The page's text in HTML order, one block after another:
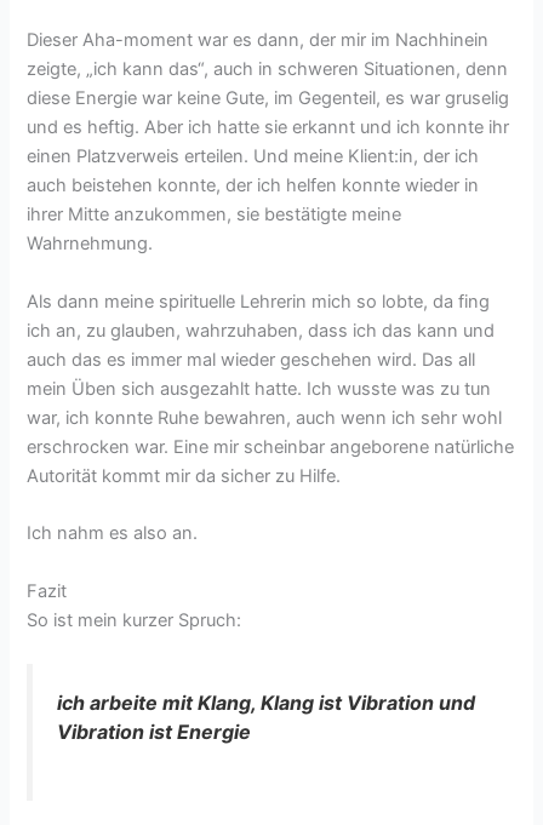
Dieser Aha-moment war es dann, der mir im Nachhinein
zeigte, „ich kann das“, auch in schweren Situationen, denn
diese Energie war keine Gute, im Gegenteil, es war gruselig
und es heftig. Aber ich hatte sie erkannt und ich konnte ihr
einen Platzverweis erteilen. Und meine Klient:in, der ich
auch beistehen konnte, der ich helfen konnte wieder in
ihrer Mitte anzukommen, sie bestätigte meine
Wahrnehmung.
Als dann meine spirituelle Lehrerin mich so lobte, da fing
ich an, zu glauben, wahrzuhaben, dass ich das kann und
auch das es immer mal wieder geschehen wird. Das all
mein Üben sich ausgezahlt hatte. Ich wusste was zu tun
war, ich konnte Ruhe bewahren, auch wenn ich sehr wohl
erschrocken war. Eine mir scheinbar angeborene natürliche
Autorität kommt mir da sicher zu Hilfe.
Ich nahm es also an.
Fazit
So ist mein kurzer Spruch:
ich arbeite mit Klang, Klang ist Vibration und
Vibration ist Energie